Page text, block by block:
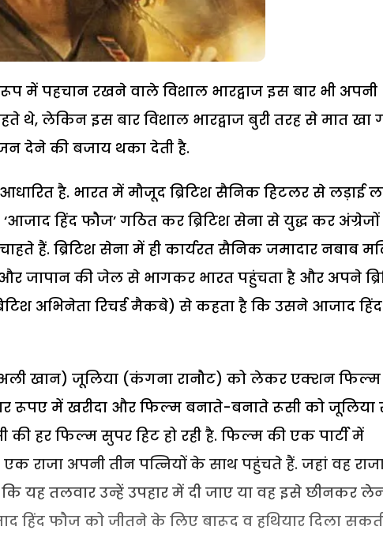
पहचान रखने वाले विशाल भारद्वाज इस बार भी अपनी
थे, लेकिन इस बार विशाल भारद्वाज बुरी तरह से मात खा
देने की बजाय थका देती है.
है. भारत में मौजूद ब्रिटिश सैनिक हिटलर से लड़ाई
हिंद फौज’ गठित कर ब्रिटिश सेना से युद्ध कर
हैं. ब्रिटिश सेना में ही कार्यरत सैनिक जमादार नबाब
जापान की जेल से भागकर भारत पहुंचता है और अपने
अभिनेता रिचर्ड मैकबे) से कहता है कि उसने आजाद हिंद
खान) जूलिया (कंगना रानौट) को लेकर एक्शन फिल्म
रूपए में खरीदा और फिल्म बनाते-बनाते रूसी को जूलिया
की हर फिल्म सुपर हिट हो रही है. फिल्म की एक पार्टी में
राजा अपनी तीन पत्नियों के साथ पहुंचते हैं. जहां वह
यह तलवार उन्हें उपहार में दी जाए या वह इसे छीनकर
हिंद फौज को जीतने के लिए बारूद व हथियार दिला